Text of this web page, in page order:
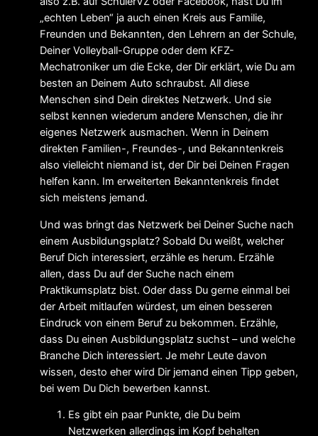
„echten Leben“ ja auch einen Kreis aus Familie,
Freunden und Bekannten, den Lehrern an der Schule,
Deiner Volleyball-Gruppe oder dem KFZ-
Mechatroniker um die Ecke, der Dir erklärt, wie Du am
besten an Deinem Auto schraubst. All diese
Menschen sind Dein direktes Netzwerk. Und sie
selbst kennen wiederum andere Menschen, die ihr
eigenes Netzwerk ausmachen. Wenn in Deinem
direkten Familien-, Freundes-, und Bekanntenkreis
also vielleicht niemand ist, der Dir bei Deinen Fragen
helfen kann. Im erweiterten Bekanntenkreis findet
sich meistens jemand.
Und was bringt das Netzwerk bei Deiner Suche nach
einem Ausbildungsplatz? Sobald Du weißt, welcher
Beruf Dich interessiert, erzähle es herum. Erzähle
allen, dass Du auf der Suche nach einem
Praktikumsplatz bist. Oder dass Du gerne einmal bei
der Arbeit mitlaufen würdest, um einen besseren
Eindruck von einem Beruf zu bekommen. Erzähle,
dass Du einen Ausbildungsplatz suchst – und welche
Branche Dich interessiert. Je mehr Leute davon
wissen, desto eher wird Dir jemand einen Tipp geben,
bei wem Du Dich bewerben kannst.
Es gibt ein paar Punkte, die Du beim
Netzwerken allerdings im Kopf behalten